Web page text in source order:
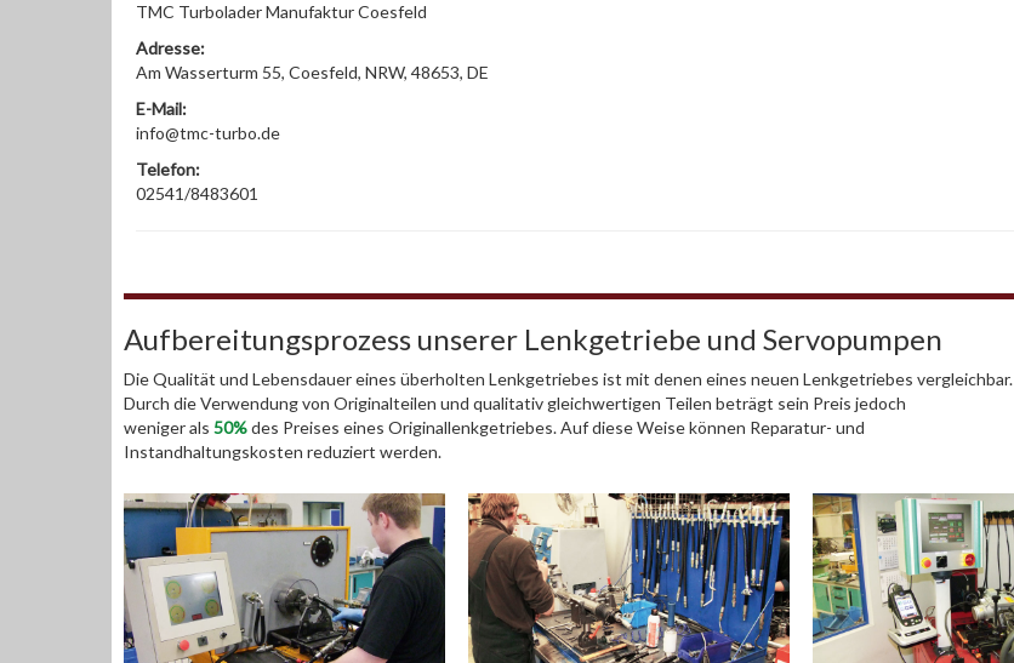
TMC Turbolader Manufaktur Coesfeld
Adresse:
Am Wasserturm 55, Coesfeld, NRW, 48653, DE
E-Mail:
info@tmc-turbo.de
Telefon:
02541/8483601
Aufbereitungsprozess unserer Lenkgetriebe und Servopumpen
Die Qualität und Lebensdauer eines überholten Lenkgetriebes ist mit denen eines neuen Lenkgetriebes vergleichbar.
Durch die Verwendung von Originalteilen und qualitativ gleichwertigen Teilen beträgt sein Preis jedoch
weniger als 50%des Preises eines Originallenkgetriebes. Auf diese Weise können Reparatur- und
Instandhaltungskosten reduziert werden.